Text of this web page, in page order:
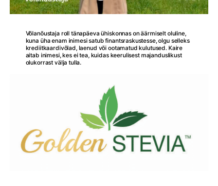
Võlanõustaja roll tänapäeva ühiskonnas on äärmiselt oluline,
kuna üha enam inimesi satub finantsraskustesse, olgu selleks
krediitkaardivõlad, laenud või ootamatud kulutused. Kaire
aitab inimesi, kes ei tea, kuidas keerulisest majanduslikust
olukorrast välja tulla.